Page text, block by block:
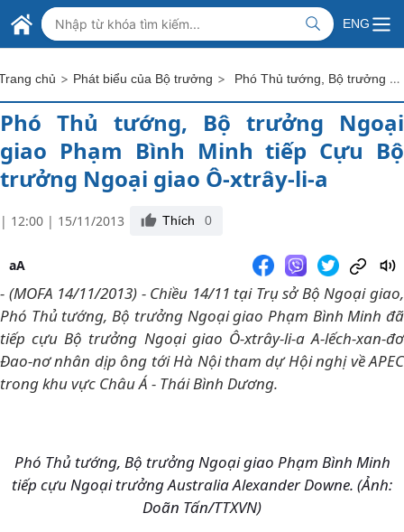
Skip to Main Content
BỘ NGOẠI GIAO VIỆT NAM
MINISTRY OF FOREIGN AFFAIRS
ENG
chủ > Phát biểu của Bộ trưởng > Phó Thủ tướng, Bộ trưởng Ngoại giao Phạm Bình Minh tiếp Cựu Bộ trưởng Ngoại giao Ô-xtrây-li-a
Phó Thủ tướng, Bộ trưởng Ngoại
giao Phạm Bình Minh tiếp Cựu Bộ
trưởng Ngoại giao Ô-xtrây-li-a
| 12:00 | 15/11/2013 Thích 0
aA
- (MOFA 14/11/2013) - Chiều 14/11 tại Trụ sở Bộ Ngoại giao,
Phó Thủ tướng, Bộ trưởng Ngoại giao Phạm Bình Minh đã
tiếp cựu Bộ trưởng Ngoại giao Ô-xtrây-li-a A-lếch-xan-đơ
Đao-nơ nhân dịp ông tới Hà Nội tham dự Hội nghị về APEC
trong khu vực Châu Á - Thái Bình Dương.
Phó Thủ tướng, Bộ trưởng Ngoại giao Phạm Bình Minh
tiếp cựu Ngoại trưởng Australia Alexander Downe. (Ảnh:
Doãn Tấn/TTXVN)